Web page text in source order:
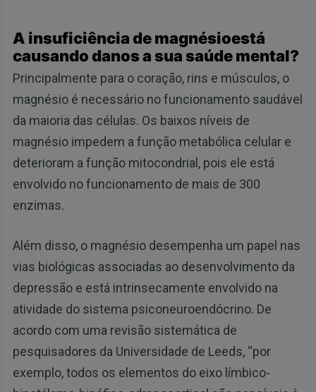
A insuficiência de magnésioestá
causando danos a sua saúde mental?
Principalmente para o coração, rins e músculos, o
magnésio é necessário no funcionamento saudável
da maioria das células. Os baixos níveis de
magnésio impedem a função metabólica celular e
deterioram a função mitocondrial, pois ele está
envolvido no funcionamento de mais de 300
enzimas.
Além disso, o magnésio desempenha um papel nas
vias biológicas associadas ao desenvolvimento da
depressão e está intrinsecamente envolvido na
atividade do sistema psiconeuroendócrino. De
acordo com uma revisão sistemática de
pesquisadores da Universidade de Leeds, “por
exemplo, todos os elementos do eixo límbico-